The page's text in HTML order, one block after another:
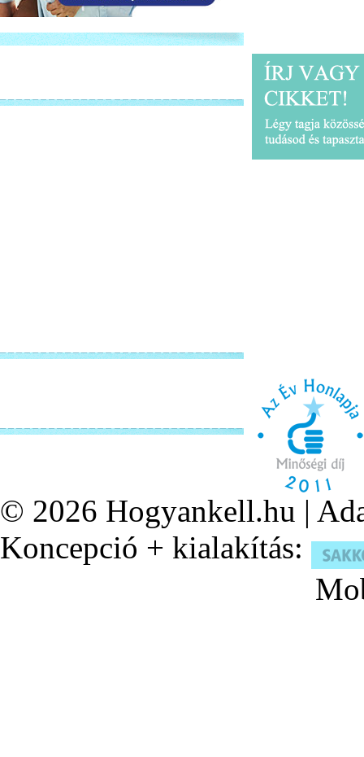
© 2026 Hogyankell.hu |
Koncepció + kialakítás: